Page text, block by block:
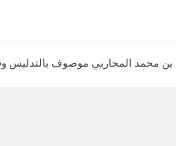
محمد المحاربي موصوف بالتدليس